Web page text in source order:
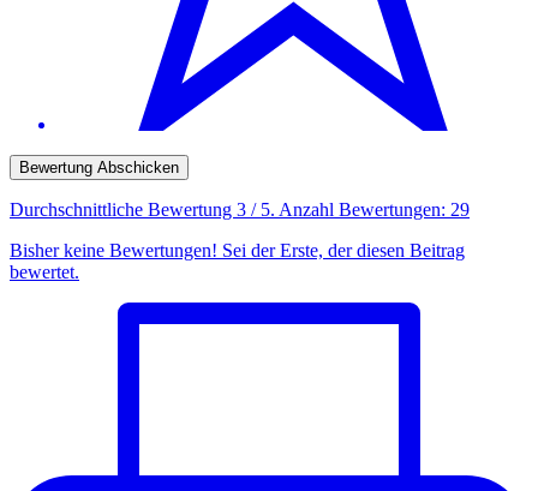
Bewertung Abschicken
Durchschnittliche Bewertung 3 / 5. Anzahl Bewertungen: 29
Bisher keine Bewertungen! Sei der Erste, der diesen Beitrag
bewertet.